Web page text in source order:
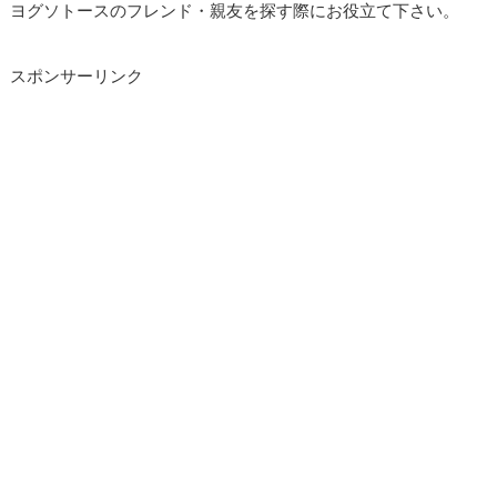
ヨグソトースのフレンド・親友を探す際にお役立て下さい。
スポンサーリンク